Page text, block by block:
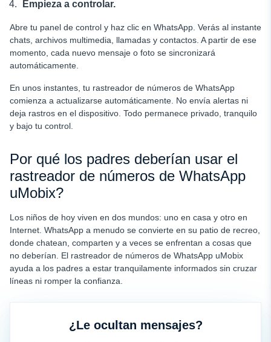
Empieza a controlar.
Abre tu panel de control y haz clic en WhatsApp. Verás al instante
chats, archivos multimedia, llamadas y contactos. A partir de ese
momento, cada nuevo mensaje o foto se sincronizará
automáticamente.
En unos instantes, tu rastreador de números de WhatsApp
comienza a actualizarse automáticamente. No envía alertas ni
deja rastros en el dispositivo. Todo permanece privado, tranquilo
y bajo tu control.
Por qué los padres deberían usar el
rastreador de números de WhatsApp
uMobix?
Los niños de hoy viven en dos mundos: uno en casa y otro en
Internet. WhatsApp a menudo se convierte en su patio de recreo,
donde chatean, comparten y a veces se enfrentan a cosas que
no deberían. El rastreador de números de WhatsApp uMobix
ayuda a los padres a estar tranquilamente informados sin cruzar
líneas ni romper la confianza.
¿Le ocultan mensajes?